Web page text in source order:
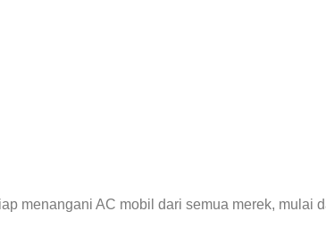
menangani AC mobil dari semua merek, mulai